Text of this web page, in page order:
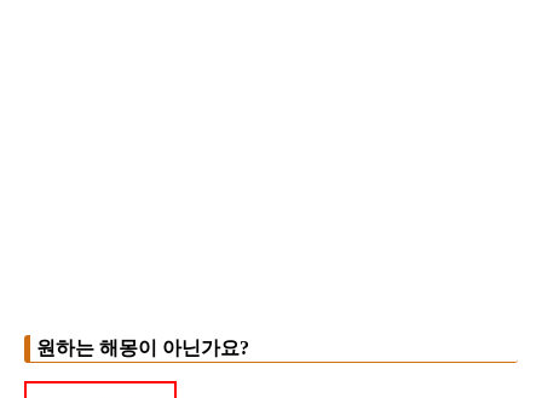
원하는 해몽이 아닌가요?